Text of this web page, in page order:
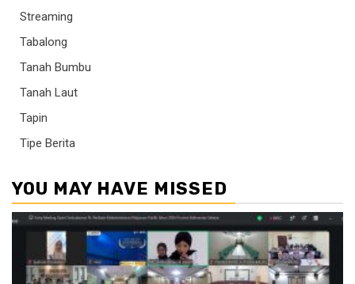
Streaming
Tabalong
Tanah Bumbu
Tanah Laut
Tapin
Tipe Berita
YOU MAY HAVE MISSED